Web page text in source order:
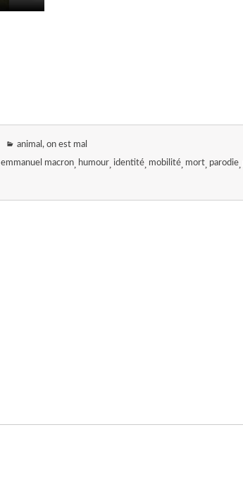
animal, on est mal
emmanuel macron humour identité mobilité mort parodie